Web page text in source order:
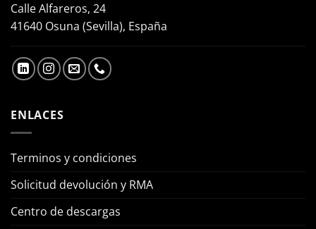
Calle Alfareros, 24
41640 Osuna (Sevilla), España
ENLACES
Terminos y condiciones
Solicitud devolución y RMA
Centro de descargas